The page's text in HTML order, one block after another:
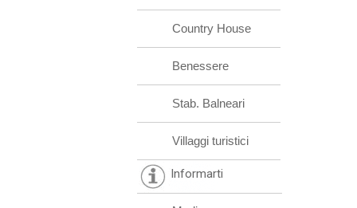
Country House
Benessere
Stab. Balneari
Villaggi turistici
Informarti